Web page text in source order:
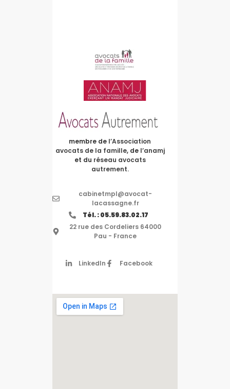
membre de l’Association
avocats de la famille, de l’anamj
et du réseau avocats
autrement.
cabinetmpl@avocat-
lacassagne.fr
Tél. : 05.59.83.02.17
22 rue des Cordeliers 64000
Pau - France
LinkedIn Facebook